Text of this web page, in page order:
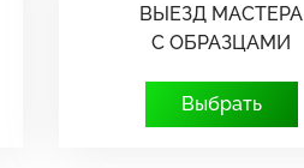
ВЫЕЗД МАСТЕРА
С ОБРАЗЦАМИ
Выбрать